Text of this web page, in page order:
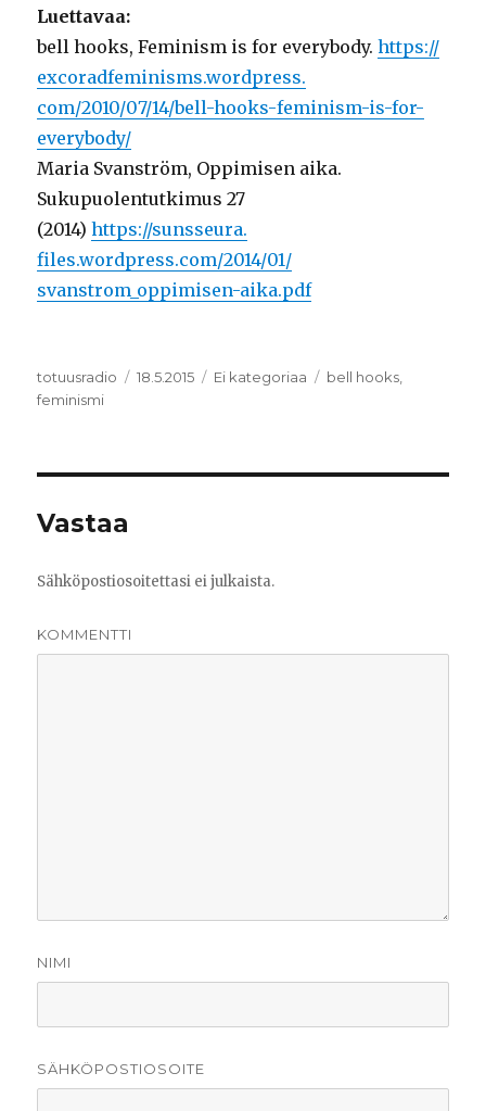
Luettavaa:
bell hooks, Feminism is for everybody.https://
excoradfeminisms.wordpress.
com/2010/07/14/bell-hooks-feminism-is-for-
everybody/
Maria Svanström, Oppimisen aika.
Sukupuolentutkimus 27
(2014)https://sunsseura.
files.wordpress.com/2014/01/
svanstrom_oppimisen-aika.pdf
Kirjoittaja
totuusradio Julkaistu
18.5.2015 Kategoriat
Ei kategoriaa Avainsanat
bell hooks
feminismi
Vastaa
Sähköpostiosoitettasi ei julkaista.
KOMMENTTI
NIMI
SÄHKÖPOSTIOSOITE